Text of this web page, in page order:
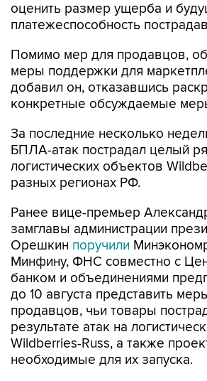
оценить размер ущерба и
платежеспособность
Помимо мер для продавцов,
меры поддержки для
добавил он, отказавшись
конкретные обсуждаемые
За последние несколько
БПЛА-атак пострадал целый
логистических объектов
разных регионах РФ.
Ранее вице-премьер
замглавы администрации
Орешкин поручили
Минфину, ФНС совместно с
банком и объединениями
до 10 августа представить
продавцов, чьи товары
результате атак на
Wildberries-Russ, а также
необходимые для их запуска.